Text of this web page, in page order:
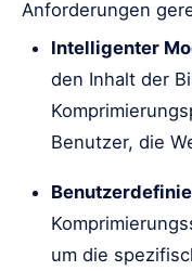
Anforderungen
Intelligenter
den Inhalt der
Benutzer, die
um die